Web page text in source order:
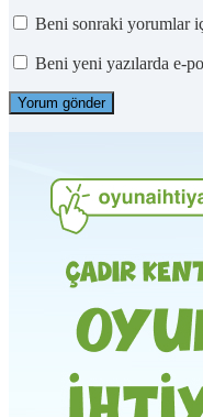
Beni sonraki yorumlar
Beni yeni yazılarda e-